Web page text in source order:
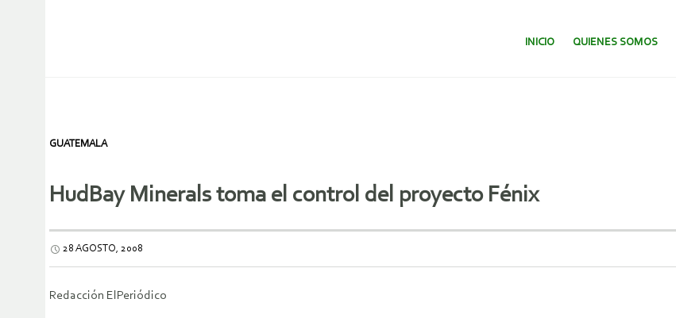
SALTAR AL CONTENIDO.
INICIO QUIENES SOMOS
GUATEMALA
HudBay Minerals toma el control del proyecto Fénix
28 AGOSTO, 2008
Redacción ElPeriódico